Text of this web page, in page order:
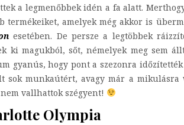
a legmenőbbek idén a fa alatt.
amelyek még akkor is
esetében. De persze a legtöbbek
ki magukból, sőt, némelyek meg sem
gyanús, hogy pont a szezonra
sok munkaútért, avagy már a mikulásra
vallhattok szégyent!
Olympia